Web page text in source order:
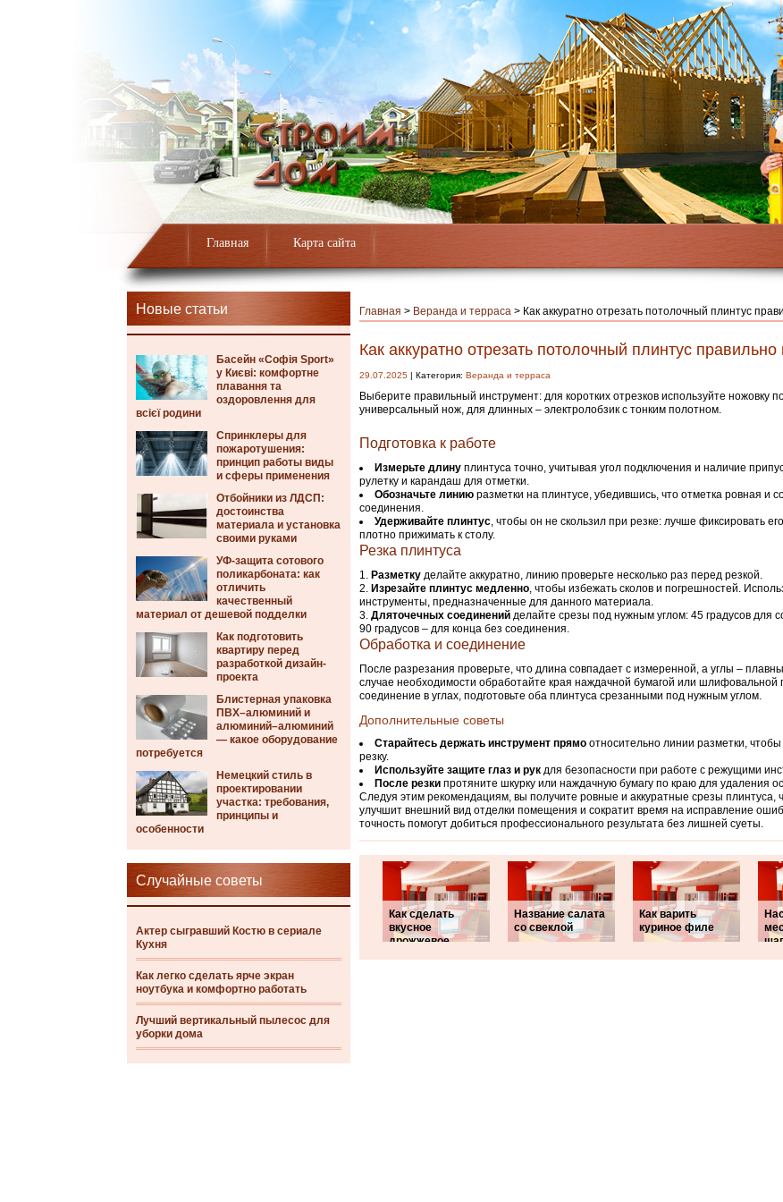
Главная Карта сайта
Новые статьи
Басейн «Софія Sport»
у Києві: комфортне
плавання та
оздоровлення для
всієї родини
Спринклеры для
пожаротушения:
принцип работы виды
и сферы применения
Отбойники из ЛДСП:
достоинства
материала и установка
своими руками
УФ-защита сотового
поликарбоната: как
отличить
качественный
материал от дешевой подделки
Как подготовить
квартиру перед
разработкой дизайн-
проекта
Блистерная упаковка
ПВХ–алюминий и
алюминий–алюминий
— какое оборудование
потребуется
Немецкий стиль в
проектировании
участка: требования,
принципы и
особенности
Случайные советы
Актер сыгравший Костю в сериале
Кухня
Как легко сделать ярче экран
ноутбука и комфортно работать
Лучший вертикальный пылесос для
уборки дома
Главная > Веранда и терраса > Как аккуратно отрезать потолочный плинтус
Как аккуратно отрезать потолочный плинтус
29.07.2025 | Категория: Веранда и терраса
Выберите правильный инструмент: для коротких отрезков используйте ножовку
универсальный нож, для длинных – электролобзик с тонким полотном.
Подготовка к работе
Измерьте длину плинтуса точно, учитывая угол подключения и наличие
рулетку и карандаш для отметки.
Обозначьте линию разметки на плинтусе, убедившись, что отметка ровная и
соединения.
Удерживайте плинтус, чтобы он не скользил при резке: лучше фиксировать
плотно прижимать к столу.
Резка плинтуса
Разметку делайте аккуратно, линию проверьте несколько раз перед резкой.
Изрезайте плинтус медленно, чтобы избежать сколов и погрешностей.
инструменты, предназначенные для данного материала.
Дляточечных соединений делайте срезы под нужным углом: 45 градусов для
90 градусов – для конца без соединения.
Обработка и соединение
После разрезания проверьте, что длина совпадает с измеренной, а углы –
случае необходимости обработайте края наждачной бумагой или шлифовальной
соединение в углах, подготовьте оба плинтуса срезанными под нужным углом.
Дополнительные советы
Старайтесь держать инструмент прямо относительно линии разметки,
резку.
Используйте защите глаз и рук для безопасности при работе с режущими
После резки протяните шкурку или наждачную бумагу по краю для удаления
Следуя этим рекомендациям, вы получите ровные и аккуратные срезы плинтуса,
улучшит внешний вид отделки помещения и сократит время на исправление
точность помогут добиться профессионального результата без лишней суеты.
Как сделать
вкусное
дрожжевое
Название салата
со свеклой
Как варить
куриное филе
шаг